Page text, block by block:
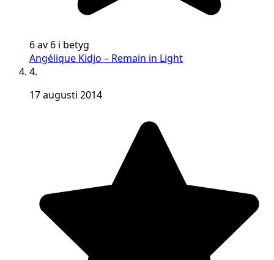
6 av 6 i betyg
Angélique Kidjo – Remain in Light
4.
17 augusti 2014